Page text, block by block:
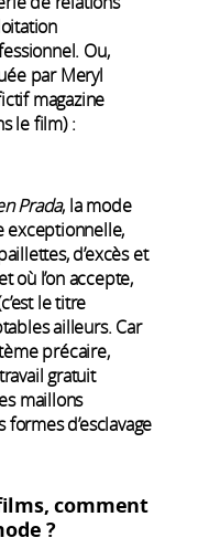
Ou,
par Meryl
magazine
le film) :
Prada, la mode
exceptionnelle,
d’excès et
où l’on accepte,
le titre
ailleurs. Car
précaire,
gratuit
maillons
formes d’esclavage
comment
?